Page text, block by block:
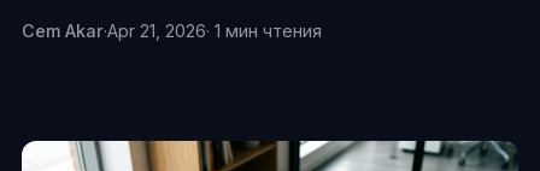
Cem Akar·Apr 21, 2026· 1 мин чтения